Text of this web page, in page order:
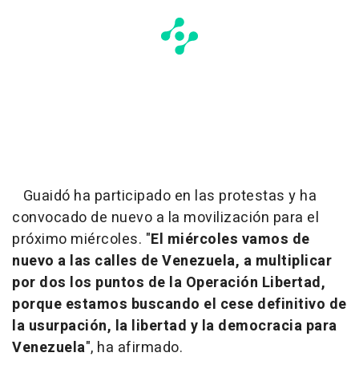
Guaidó ha participado en las protestas y ha
convocado de nuevo a la movilización para el
próximo miércoles. "El miércoles vamos de
nuevo a las calles de Venezuela, a multiplicar
por dos los puntos de la Operación Libertad,
porque estamos buscando el cese definitivo de
la usurpación, la libertad y la democracia para
Venezuela", ha afirmado.